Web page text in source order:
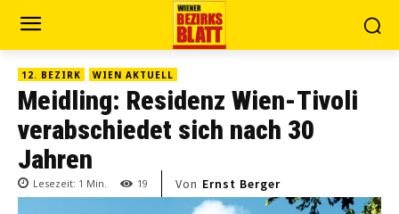
12. BEZIRK WIEN AKTUELL
Meidling: Residenz Wien-Tivoli
verabschiedet sich nach 30
Jahren
Lesezeit: 1 Min. 19 Von Ernst Berger